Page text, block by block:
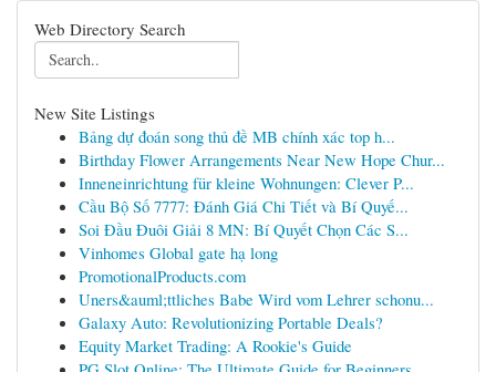
Web Directory Search
New Site Listings
Bảng dự đoán song thủ đề MB chính xác top h...
Birthday Flower Arrangements Near New Hope Chur...
Inneneinrichtung für kleine Wohnungen: Clever P...
Cầu Bộ Số 7777: Đánh Giá Chi Tiết và Bí Quyế...
Soi Đầu Đuôi Giải 8 MN: Bí Quyết Chọn Các S...
Vinhomes Global gate hạ long
PromotionalProducts.com
Uners&auml;ttliches Babe Wird vom Lehrer schonu...
Galaxy Auto: Revolutionizing Portable Deals?
Equity Market Trading: A Rookie's Guide